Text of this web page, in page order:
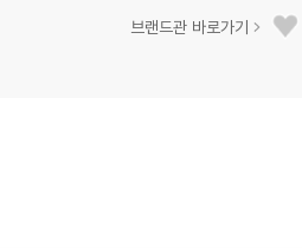
브랜드관 바로가기